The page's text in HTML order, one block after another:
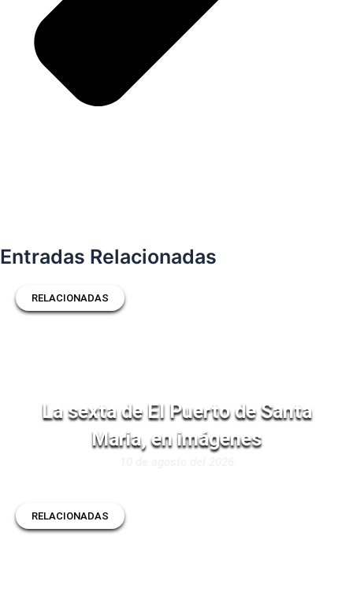
Entradas Relacionadas
RELACIONADAS
La sexta de El Puerto de Santa
Maria, en imágenes
RELACIONADAS